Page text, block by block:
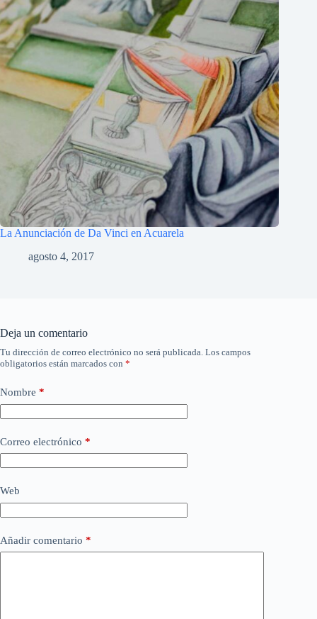
La Anunciación de Da Vinci en Acuarela
agosto 4, 2017
Deja un comentario
Tu dirección de correo electrónico no será publicada. Los campos
obligatorios están marcados con *
Nombre *
Correo electrónico *
Web
Añadir comentario *